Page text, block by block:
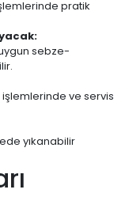
pratik
sebze-
işlemlerinde ve servis
yıkanabilir